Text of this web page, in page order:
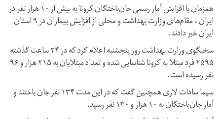
همزمان با افزایش آمار رسمی جان‌باختگان کرونا به بیش از ۱۰ هزار نفر در
ایران ، مقام‌های وزارت بهداشت و محلی از افزایش بیماران در ۹ استان
ایران خبر دادند.
سخنگوی وزارت بهداشت روز پنجشنبه اعلام کرد که در ۲۴ ساعت گذشته
۲۵۹۵ فرد مبتلا به کرونا شناسایی شده و تعداد مبتلایان به ۲۱۵ هزار و ۹۶
نفر رسیده است.
سیما سادات لاری همچنین گفت که در این مدت ۱۳۴ نفر جان باختند و
آمار جان‌باختگان به ۱۰ هزار و ۱۳۰ نفر رسید.